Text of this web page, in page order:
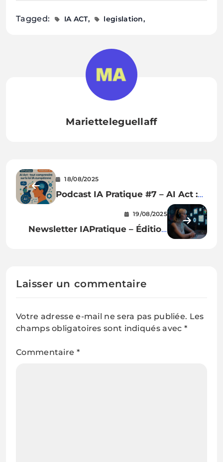
Tagged: IA ACT legislation
Marietteleguellaff
18/08/2025
Podcast IA Pratique #7 – AI Act :
tout comprendre sur la loi IA
19/08/2025
Newsletter IAPratique – Édition
Laisser un commentaire
Votre adresse e-mail ne sera pas publiée. Les
champs obligatoires sont indiqués avec *
Commentaire *